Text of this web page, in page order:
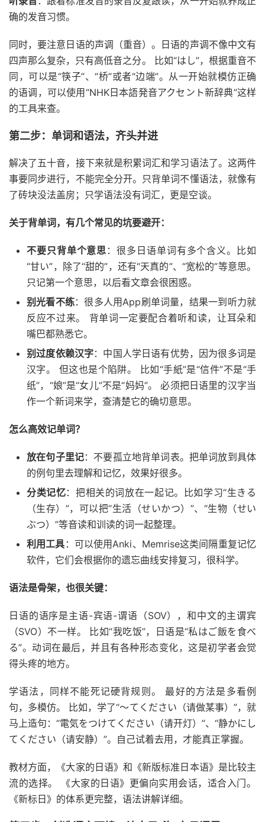
确的发音习惯。
同时，要注意日语的声调（重音）。日语的声调不像中文有
四声那么复杂，只有高低音之分。 比如“はし”，根据重音不
同，可以是“筷子”、“桥”或者“边端”。从一开始就模仿正确
的语调，可以使用“NHK日本語発音アクセント新辞典”这样
的工具来查。
第二步：单词和语法，齐头并进
解决了五十音，接下来就是积累词汇和学习语法了。这两件
事要同步进行，不能完全分开。只背单词不懂语法，就像有
了砖块没法盖房；只学语法没有词汇，更是空谈。
关于背单词，有几个常见的坑要避开：
不要只背单个意思 ：很多日语单词有多个含义。比如
“甘い”，除了“甜的”，还有“天真的”、“宽松的”等意思。
只记第一个意思，以后看文章会很困惑。
别光看不练：很多人用App刷单词量，结果一到听力就
反应不过来。 背单词一定要配合着听和读，让耳朵和
嘴巴都熟悉它。
别过度依赖汉字：中国人学日语有优势，因为很多词是
汉字。 但这也是个陷阱。 比如“手紙”是“信件”不是“手
纸”，“娘”是“女儿”不是“妈妈”。 必须把日语里的汉字当
作一个新词来学，查清楚它的确切意思。
怎么高效记单词？
放在句子里记：不要孤立地背单词表。把单词放到具体
的例句里去理解和记忆，效果好很多。
分类记忆：把相关的词放在一起记。比如学习“生きる
（生存）”，可以把“生活（せいかつ）”、“生物（せい
ぶつ）”等音读和训读的词一起整理。
利用工具 ：可以使用Anki、Memrise这类间隔重复记忆
软件，它们会根据你的遗忘曲线安排复习，很科学。
语法是骨架，也很关键：
日语的语序是主语-宾语-谓语（SOV），和中文的主谓宾
（SVO）不一样。 比如“我吃饭”，日语是“私はご飯を食べ
る”。动词在最后，并且有各种形态变化，这是初学者会觉
得头疼的地方。
学语法，同样不能死记硬背规则。 最好的方法是多看例
句，多模仿。 比如，学了“～てください（请做某事）”，就
马上造句：“電気をつけてください（请开灯）”、“静かにし
てください（请安静）”。自己试着去用，才能真正掌握。
教材方面，《大家的日语》和《新版标准日本语》是比较主
流的选择。 《大家的日语》更偏向实用会话，适合入门。
《新标日》的体系更完整，语法讲解详细。